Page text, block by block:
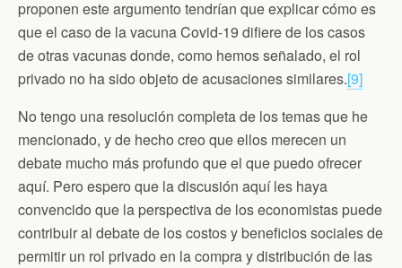
proponen este argumento tendrían que explicar cómo es
que el caso de la vacuna Covid-19 difiere de los casos
de otras vacunas donde, como hemos señalado, el rol
privado no ha sido objeto de acusaciones similares.[9]
No tengo una resolución completa de los temas que he
mencionado, y de hecho creo que ellos merecen un
debate mucho más profundo que el que puedo ofrecer
aquí. Pero espero que la discusión aquí les haya
convencido que la perspectiva de los economistas puede
contribuir al debate de los costos y beneficios sociales de
permitir un rol privado en la compra y distribución de las